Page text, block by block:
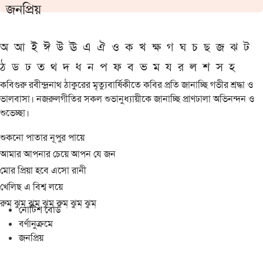
জনপ্রিয়
অ আ ই ঈ উ ঊ এ ঐ ও ক খ ক্ষ গ ঘ চ ছ জ ঝ ট
ঠ ড ঢ ত থ দ ধ ন প ফ ব ভ ম য র ল শ স হ
কবিগুরু রবীন্দ্রনাথ ঠাকুরের মৃত্যুবার্ষিকীতে কবির প্রতি জানাচ্ছি গভীর শ্রদ্ধা ও
ভালবাসা। নজরুলগীতির সকল শুভানুধ্যায়ীকে জানাচ্ছি প্রাণঢালা অভিনন্দন ও
শুভেচ্ছা।
শুকনো পাতার নূপুর পায়ে
আমার আপনার চেয়ে আপন যে জন
মোর প্রিয়া হবে এসো রানী
খেলিছ এ বিশ্ব লয়ে
রুম্ ঝুম্ ঝুম্ ঝুম্ রুম্ ঝুম্ ঝুম্
নোটিশ বোর্ড
বর্ণানুক্রমে
জনপ্রিয়